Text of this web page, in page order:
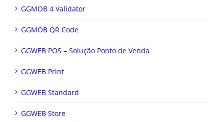
GGMOB 4 Validator
GGMOB QR Code
GGWEB POS – Solução Ponto de Venda
GGWEB Print
GGWEB Standard
GGWEB Store